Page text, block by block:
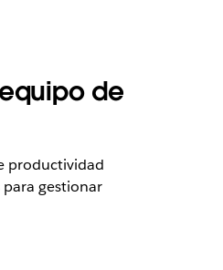
de
productividad
gestionar